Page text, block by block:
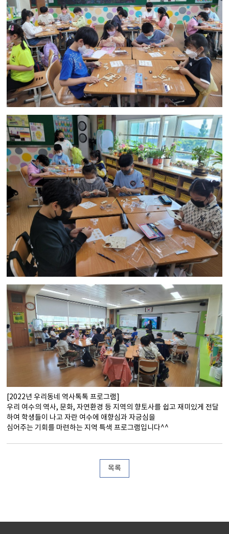
[2022년 우리동네 역사톡톡 프로그램]
우리 여수의 역사, 문화, 자연환경 등 지역의 향토사를 쉽고 재미있게 전달
하여 학생들이 나고 자란 여수에 애향심과 자긍심을
심어주는 기회를 마련하는 지역 특색 프로그램입니다^^
목록